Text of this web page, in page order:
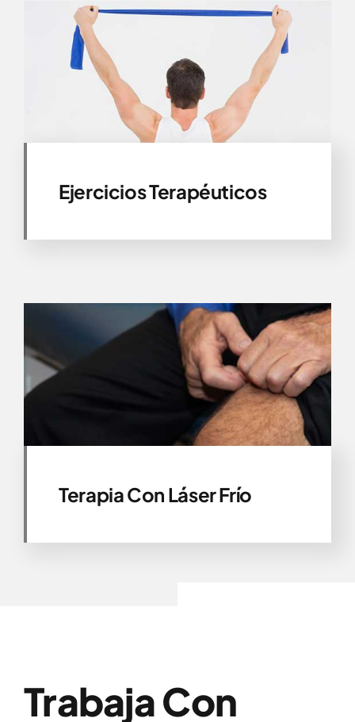
Ejercicios Terapéuticos
Terapia Con Láser Frío
Trabaja Con